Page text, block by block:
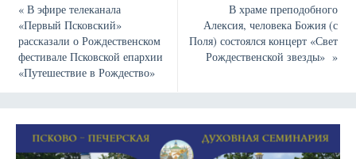
«В эфире телеканала
«Первый Псковский»
рассказали о Рождественском
фестивале Псковской епархии
«Путешествие в Рождество»
В храме преподобного
Алексия, человека Божия (с
Поля) состоялся концерт «Свет
Рождественской звезды»»